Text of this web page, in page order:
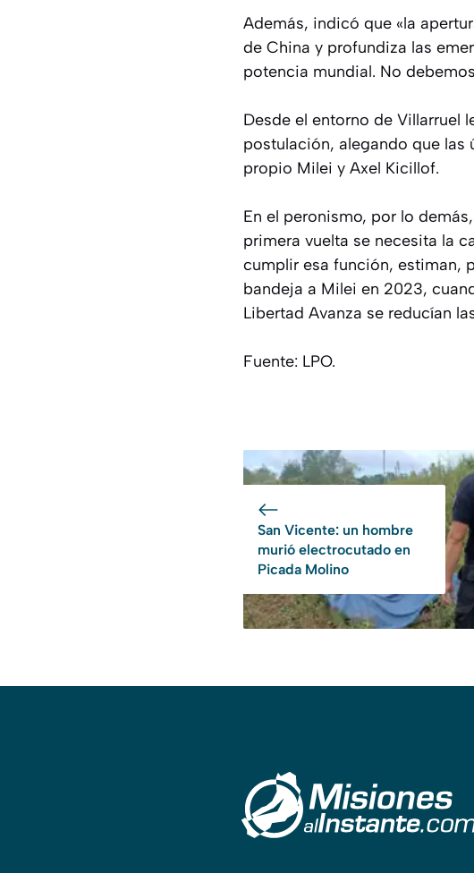
Además, indicó que «la
de China y profundiza las
potencia mundial. No
Desde el entorno de Villarruel
postulación, alegando que las
propio Milei y Axel Kicillof.
En el peronismo, por lo
primera vuelta se necesita la
cumplir esa función, estiman,
bandeja a Milei en 2023,
Libertad Avanza se reducían
Fuente: LPO.
San Vicente: un hombre
murió electrocutado en
Picada Molino